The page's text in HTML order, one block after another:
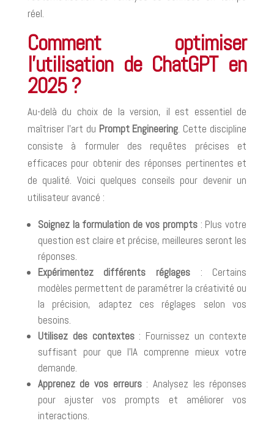
réel.
Comment optimiser
l’utilisation de ChatGPT en
2025 ?
Au-delà du choix de la version, il est essentiel de
maîtriser l’art du Prompt Engineering. Cette discipline
consiste à formuler des requêtes précises et
efficaces pour obtenir des réponses pertinentes et
de qualité. Voici quelques conseils pour devenir un
utilisateur avancé :
Soignez la formulation de vos prompts: Plus votre
question est claire et précise, meilleures seront les
réponses.
Expérimentez différents réglages : Certains
modèles permettent de paramétrer la créativité ou
la précision, adaptez ces réglages selon vos
besoins.
Utilisez des contextes: Fournissez un contexte
suffisant pour que l’IA comprenne mieux votre
demande.
Apprenez de vos erreurs: Analysez les réponses
pour ajuster vos prompts et améliorer vos
interactions.